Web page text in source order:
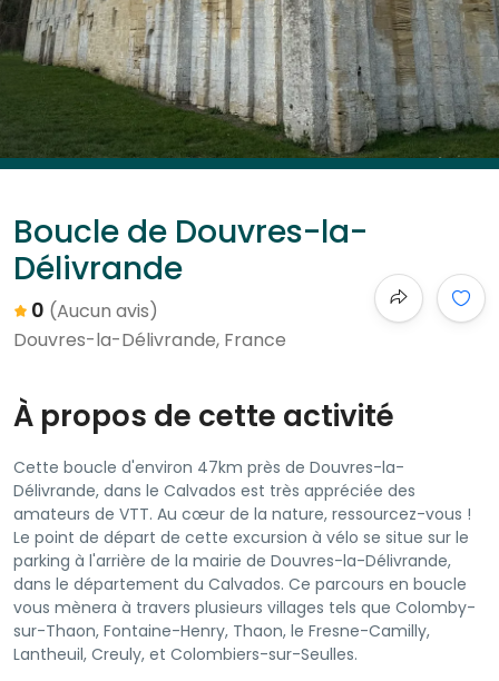
Boucle de Douvres-la-
Délivrande
0 (Aucun avis)
Douvres-la-Délivrande, France
À propos de cette activité
Cette boucle d'environ 47km près de Douvres-la-
Délivrande, dans le Calvados est très appréciée des
amateurs de VTT. Au cœur de la nature, ressourcez-vous !
Le point de départ de cette excursion à vélo se situe sur le
parking à l'arrière de la mairie de Douvres-la-Délivrande,
dans le département du Calvados. Ce parcours en boucle
vous mènera à travers plusieurs villages tels que Colomby-
sur-Thaon, Fontaine-Henry, Thaon, le Fresne-Camilly,
Lantheuil, Creuly, et Colombiers-sur-Seulles.